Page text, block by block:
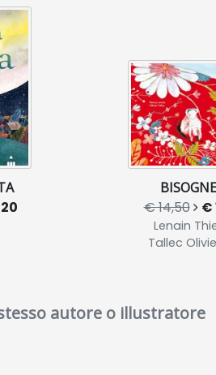
€ 14,50 €
Lenain
Tallec
autore o illustratore